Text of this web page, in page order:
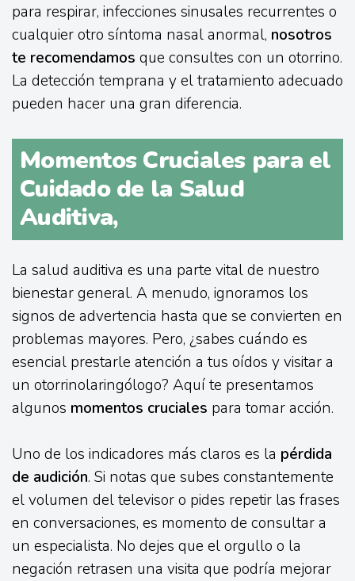
para respirar, infecciones sinusales recurrentes o
cualquier otro síntoma nasal anormal, nosotros
te recomendamos que consultes con un otorrino.
La detección temprana y el tratamiento adecuado
pueden hacer una gran diferencia.
Momentos Cruciales para el
Cuidado de la Salud
Auditiva,
La salud auditiva es una parte vital de nuestro
bienestar general. A menudo, ignoramos los
signos de advertencia hasta que se convierten en
problemas mayores. Pero, ¿sabes cuándo es
esencial prestarle atención a tus oídos y visitar a
un otorrinolaringólogo? Aquí te presentamos
algunos momentos cruciales para tomar acción.
Uno de los indicadores más claros es la pérdida
de audición. Si notas que subes constantemente
el volumen del televisor o pides repetir las frases
en conversaciones, es momento de consultar a
un especialista. No dejes que el orgullo o la
negación retrasen una visita que podría mejorar